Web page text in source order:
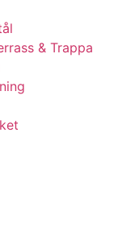
& Trappa